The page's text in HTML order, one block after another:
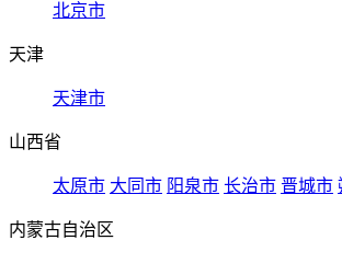
北京市
天津
天津市
山西省
太原市 大同市 阳泉市 长治市 晋城市
内蒙古自治区